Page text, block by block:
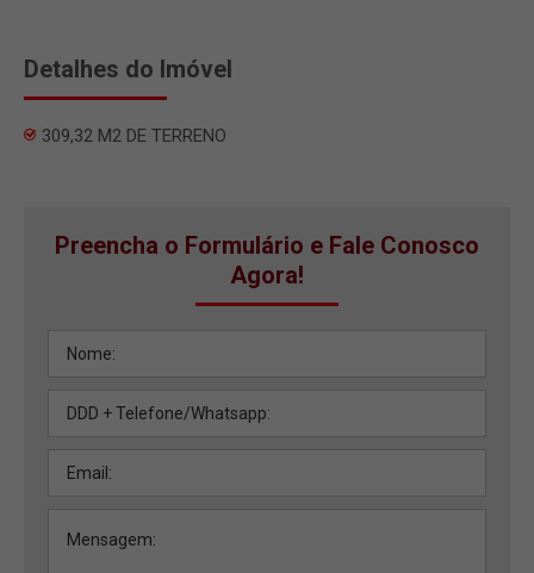
Detalhes do Imóvel
309,32 M2 DE TERRENO
Preencha o Formulário e Fale Conosco
Agora!